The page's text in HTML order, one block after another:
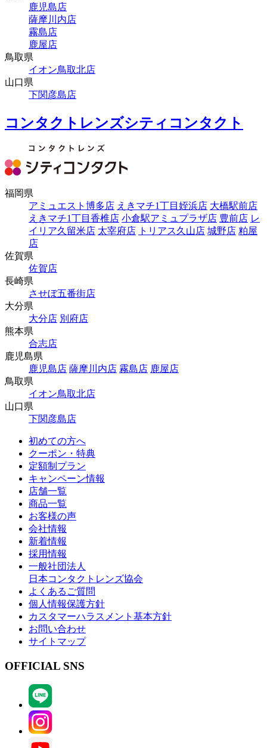
鹿児島店
薩摩川内店
霧島店
鹿屋店
鳥取県
イオン鳥取北店
山口県
下関彦島店
コンタクトレンズシティコンタクト
福岡県
アミュエスト博多店 えきマチ1丁目姪浜店 大橋駅前店
えきマチ1丁目香椎店 小倉駅アミュプラザ店 豊前店 レ
イリア久留米店 太宰府店 トリアス久山店 城野店 粕屋
店
佐賀県
佐賀店
長崎県
させぼ五番街店
大分県
大分店 別府店
熊本県
合志店
鹿児島県
鹿児島店 薩摩川内店 霧島店 鹿屋店
鳥取県
イオン鳥取北店
山口県
下関彦島店
初めての方へ
クーポン・特典
定額制プラン
キャンペーン情報
店舗一覧
商品一覧
お客様の声
会社情報
新着情報
採用情報
一般社団法人
日本コンタクトレンズ協会
よくあるご質問
個人情報保護方針
カスタマーハラスメント基本方針
お問い合わせ
サイトマップ
OFFICIAL SNS